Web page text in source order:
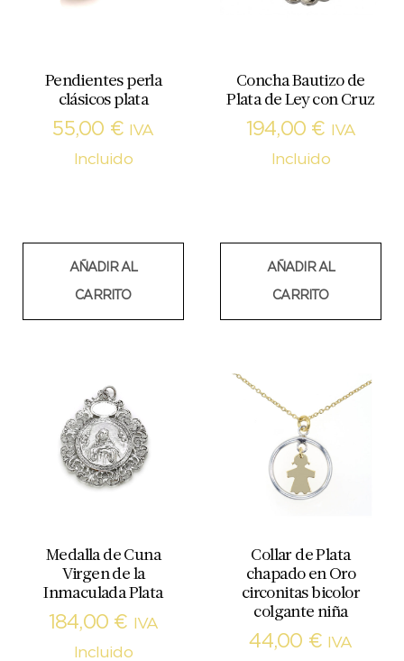
Pendientes perla
clásicos plata
55,00 €
IVA
Incluido
AÑADIR AL
CARRITO
Concha Bautizo de
Plata de Ley con Cruz
194,00 €
IVA
Incluido
AÑADIR AL
CARRITO
Medalla de Cuna
Virgen de la
Inmaculada Plata
184,00 €
IVA
Incluido
Collar de Plata
chapado en Oro
circonitas bicolor
colgante niña
44,00 €
IVA